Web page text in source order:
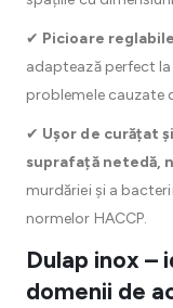
✔ Picioare
adaptează perfect
problemele cauzate
✔ Ușor de curățat
suprafață netedă,
murdăriei și a
normelor HACCP.
Dulap inox –
domenii de